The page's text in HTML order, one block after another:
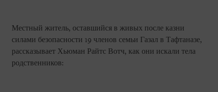
Местный житель, оставшийся в живых после казни
силами безопасности 19 членов семьи Газал в Тафтаназе,
рассказывает Хьюман Райтс Вотч, как они искали тела
родственников: